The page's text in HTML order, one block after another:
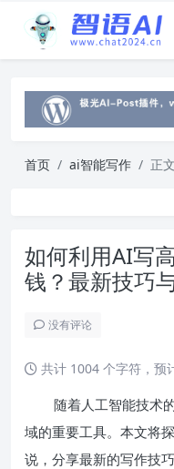
首页 ai智能写作 正文
如何利用AI写
钱？最新技巧
没有评论
共计 1004 个字符，预
随着人工智能技术
域的重要工具。本文将
说，分享最新的写作技